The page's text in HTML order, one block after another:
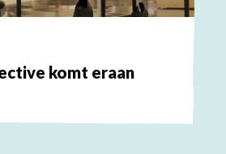
komt eraan